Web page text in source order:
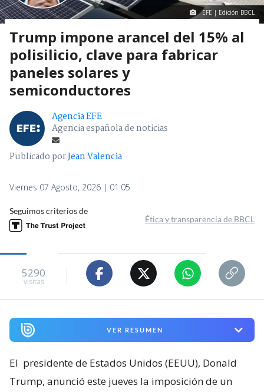
EFE | Edición BBCL
Trump impone arancel del 15% al
polisilicio, clave para fabricar
paneles solares y
semiconductores
Agencia EFE
Agencia española de noticias
Publicado porJean Valencia
Viernes 07 Agosto, 2026 | 01:05
Seguimos criterios de
Ética y transparencia de BBCL
5290
visitas
VER RESUMEN
El presidente de Estados Unidos (EEUU), Donald
Trump, anunció este jueves la imposición de un